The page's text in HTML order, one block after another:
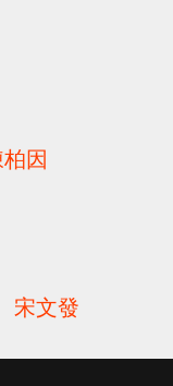
因
宋文發